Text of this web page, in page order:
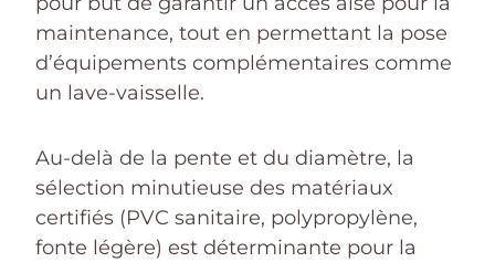
maintenance, tout en permettant la pose
d’équipements complémentaires comme
un lave-vaisselle.
Au-delà de la pente et du diamètre, la
sélection minutieuse des matériaux
certifiés (PVC sanitaire, polypropylène,
fonte légère) est déterminante pour la